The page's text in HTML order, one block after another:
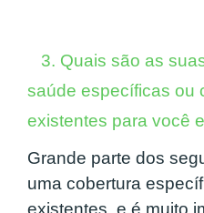
3. Quais são as
saúde específicas ou
existentes para você
Grande parte dos
uma cobertura
existentes, e é muito